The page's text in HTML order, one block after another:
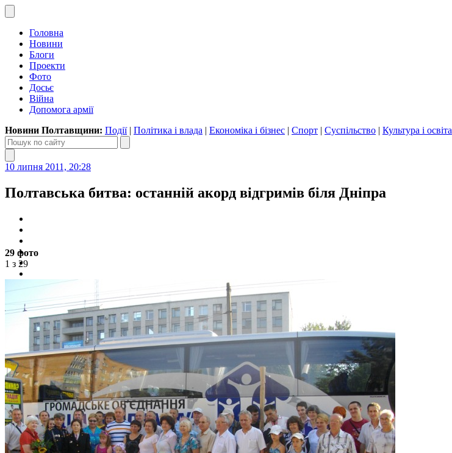
Головна
Новини
Блоги
Проекти
Фото
Досьє
Війна
Допомога армії
Новини Полтавщини: Події| Політика і влада | Економіка і бізнес | Спорт | Суспільство | Культура і освіта
10 липня 2011, 20:28
Полтавська битва: останній акорд відгримів біля Дніпра
29 фото
1 з 29